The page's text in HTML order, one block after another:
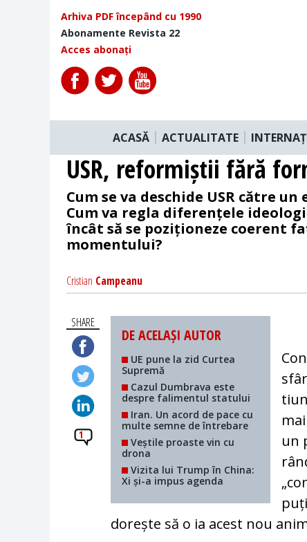
Arhiva PDF începând cu 1990
Abonamente Revista 22
Acces abonați
ACASĂ ACTUALITATE
USR, reformiștii fără
Cum se va deschide USR către
Cum va regla diferențele
încât să se poziționeze coerent
momentului?
Cristian Campeanu
SHARE
1
DE ACELAȘI AUTOR
UE pune la zid Curtea
Supremă
Cazul Dumbrava este
despre falimentul statului
Iran. Un acord de pace cu
multe semne de întrebare
Veștile proaste vin cu
drona
Vizita lui Trump în China:
Xi și-a impus agenda
un
dorește să o ia acest nou